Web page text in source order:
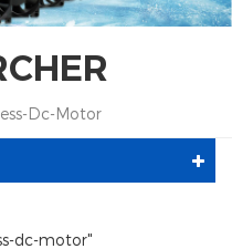
Dc-Motor
dc-motor"